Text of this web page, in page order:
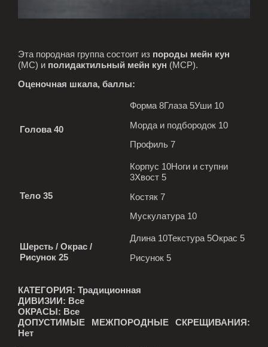
Эта породная группа состоит из породы мейн кун
(MC) и полидактильный мейн кун (MCP).
Оценочная шкала, баллы:
Голова 40
Форма 8Глаза 5Уши 10
Морда и подбородок 10
Профиль 7
Тело 35
Корпус 10Ноги и ступни
3Хвост 5
Костяк 7
Мускулатура 10
Шерсть / Окрас /
Рисунок 25
Длина 10Текстура 5Окрас 5
Рисунок 5
КАТЕГОРИЯ : Традиционная
ДИВИЗИИ : Все
ОКРАСЫ: Все
ДОПУСТИМЫЕ МЕЖПОРОДНЫЕ СКРЕЩИВАНИЯ :
Нет